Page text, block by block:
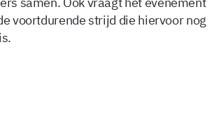
voortdurende strijd die hiervoor nog